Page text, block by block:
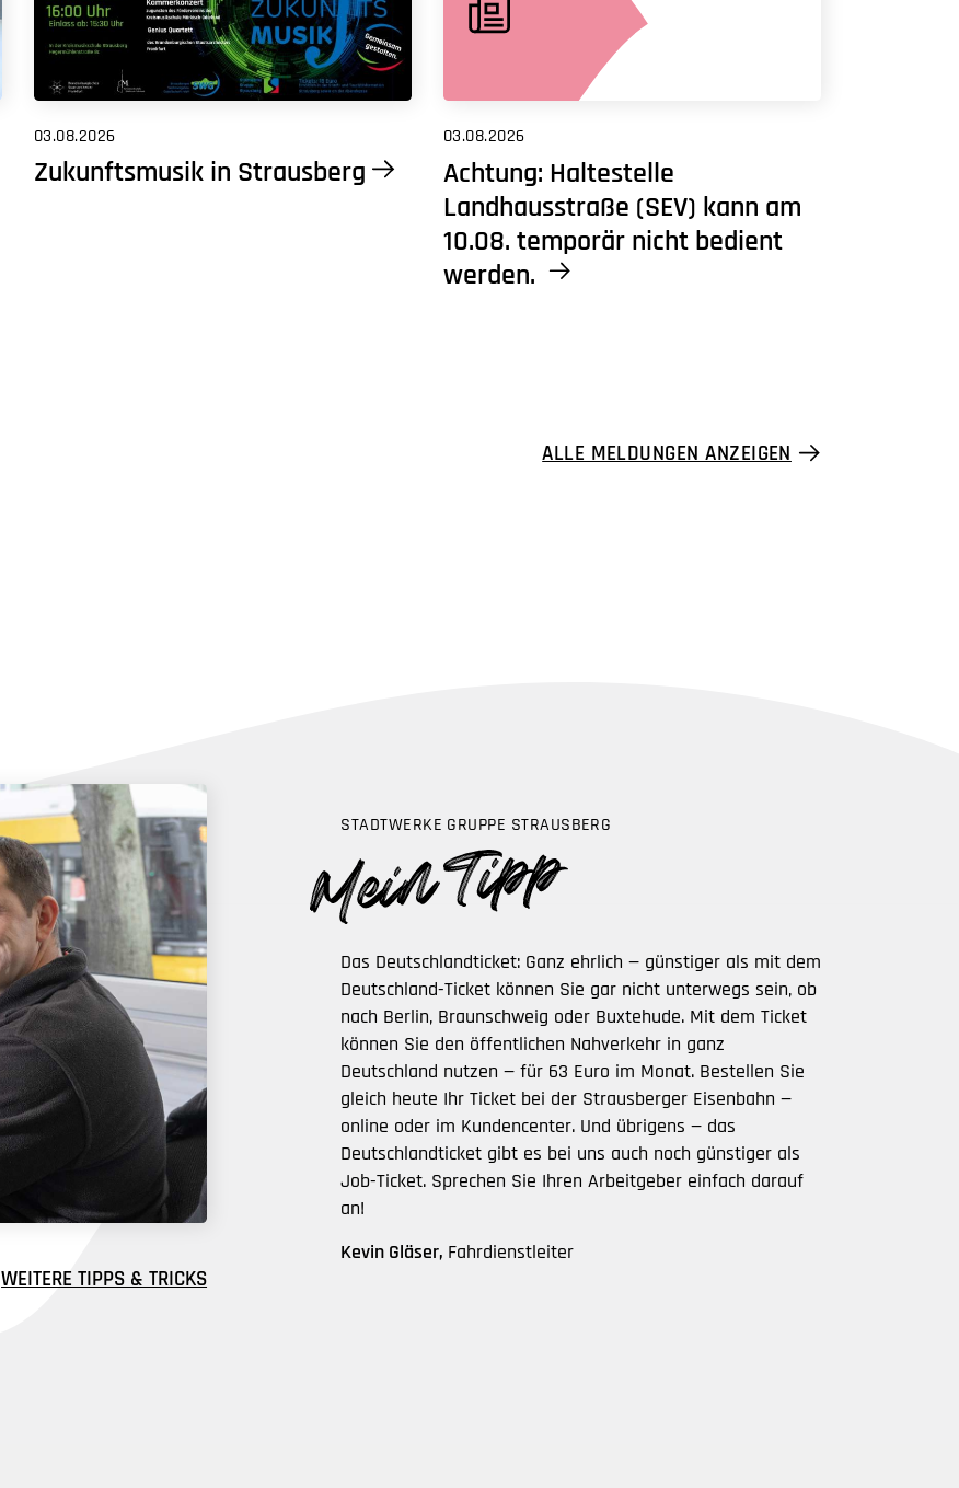
03.08.2026
Zukunftsmusik in Strausberg
03.08.2026
Achtung: Haltestelle
Landhausstraße (SEV) kann am
10.08. temporär nicht bedient
werden.
ALLE MELDUNGEN ANZEIGEN
WEITERE TIPPS & TRICKS
STADTWERKE GRUPPE STRAUSBERG
Das Deutschlandticket: Ganz ehrlich — günstiger als mit dem
Deutschland-Ticket können Sie gar nicht unterwegs sein, ob
nach Berlin, Braunschweig oder Buxtehude. Mit dem Ticket
können Sie den öffentlichen Nahverkehr in ganz
Deutschland nutzen — für 63 Euro im Monat. Bestellen Sie
gleich heute Ihr Ticket bei der Strausberger Eisenbahn —
online oder im Kundencenter. Und übrigens — das
Deutschlandticket gibt es bei uns auch noch günstiger als
Job-Ticket. Sprechen Sie Ihren Arbeitgeber einfach darauf
an!
Kevin Gläser, Fahrdienstleiter